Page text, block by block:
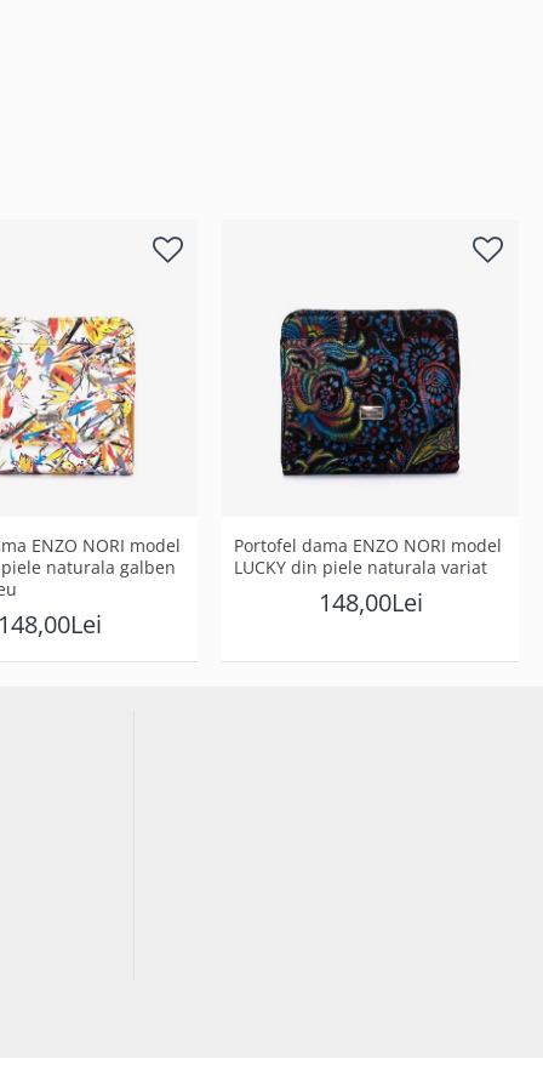
ENZO NORI model
piele naturala galben
148,00Lei
Portofel dama ENZO NORI model
LUCKY din piele naturala variat
148,00Lei